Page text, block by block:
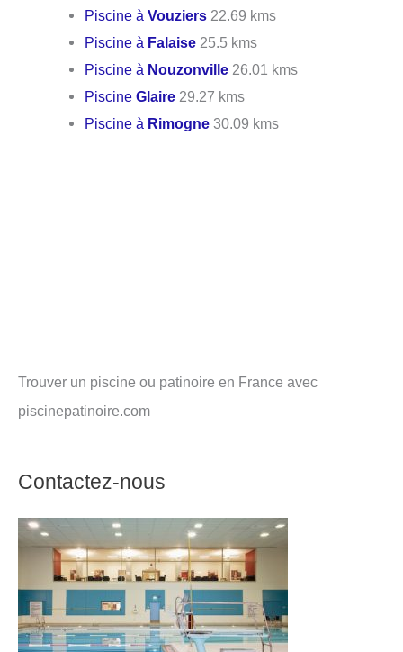
Piscine àVouziers 22.69 kms
Piscine à Falaise 25.5 kms
Piscine à Nouzonville 26.01 kms
PiscineGlaire 29.27 kms
Piscine à Rimogne 30.09 kms
Trouver un piscine ou patinoire en France avec
piscinepatinoire.com
Contactez-nous